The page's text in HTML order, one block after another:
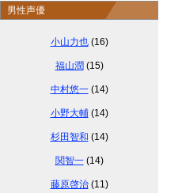
男性声優
小山力也(16)
福山潤 (15)
中村悠一(14)
小野大輔(14)
杉田智和 (14)
関智一(14)
藤原啓治(11)